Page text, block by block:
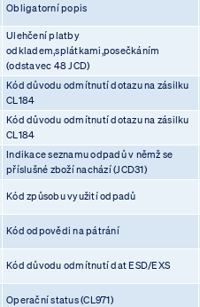
Obligatorní popis
Ulehčení platby
odkladem,splátkami,posečkáním
(odstavec 48 JCD)
Kód důvodu odmítnutí dotazu na zásilku
CL184
Kód důvodu odmítnutí dotazu na zásilku
CL184
Indikace seznamu odpadů v němž se
příslušné zboží nachází (JCD31)
Kód způsobu využití odpadů
Kód odpovědi na pátrání
Kód důvodu odmítnutí dat ESD/EXS
Operační status (CL971)